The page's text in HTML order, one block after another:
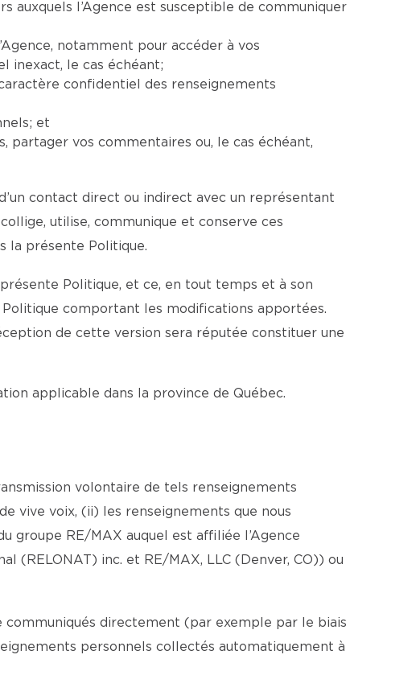
auxquels l’Agence est susceptible de communiquer
notamment pour accéder à vos
inexact, le cas échéant;
confidentiel des renseignements
et
partager vos commentaires ou, le cas échéant,
contact direct ou indirect avec un représentant
utilise, communique et conserve ces
la présente Politique.
Politique, et ce, en tout temps et à son
Politique comportant les modifications apportées.
de cette version sera réputée constituer une
applicable dans la province de Québec.
volontaire de tels renseignements
vive voix, (ii) les renseignements que nous
groupe RE/MAX auquel est affiliée l’Agence
(RELONAT) inc. et RE/MAX, LLC (Denver, CO)) ou
communiqués directement (par exemple par le biais
personnels collectés automatiquement à